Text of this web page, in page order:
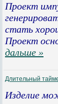
Проект
стать
Проект
дальше »
Длительный
Изделие